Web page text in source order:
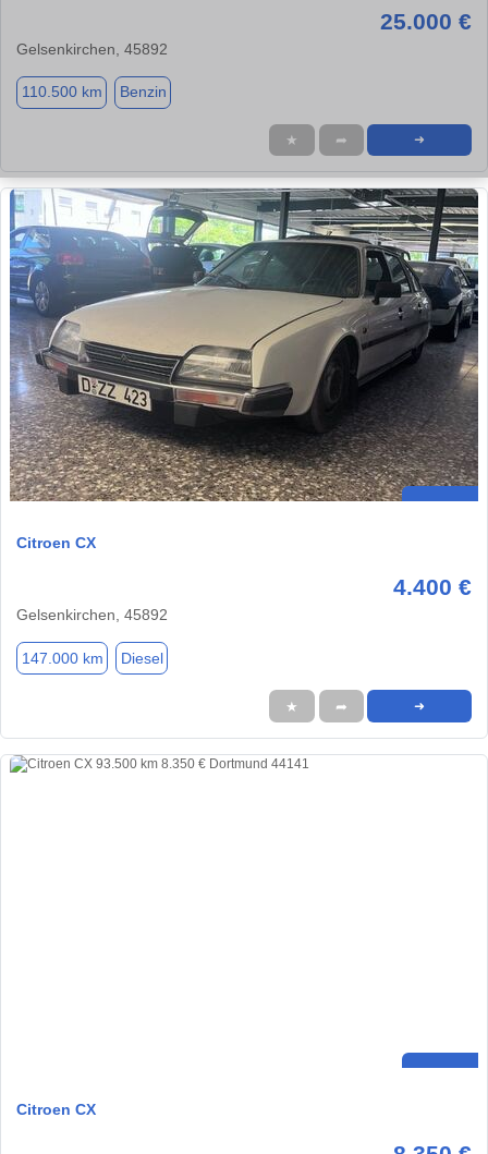
25.000 €
Gelsenkirchen, 45892
110.500 km Benzin
★ ➦ ➜
Citroen CX
4.400 €
Gelsenkirchen, 45892
147.000 km Diesel
★ ➦ ➜
Citroen CX